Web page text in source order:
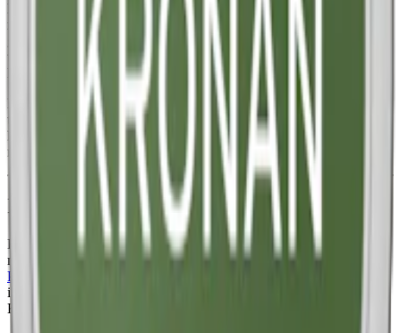
Kronans unika smak kommer från en djup och mörk tobakssmak
med toner av viol och citrus. Till detta kommer inslag av fräscha
gröna örter såsom dill. Kronan Vit Stark är tillverkat av vatten, salt,
tobak, surhetsreglerare, fuktighetsbevarare samt smakämnen. Se
komplett innehållsdeklaration ovan.
En dosa Kronan Stark White Portion innehåller 22 prillor, med en
totalvikt om 19,2 gram. Varje prilla väger 0,87 gram och innehåller
hela 10,5 milligram nikotin per prilla. Kronan Vit finns också i en
något mildare variant:
Kronan Vit
Information om varumärket Kronan
Kronan snus, lanserat av Swedish Match 2005, har en robust smak
med mörk tobak, viol, citrus och dill. Med produkter som
Portion
i flera styrkor och format. Ett enkelt
Kronan